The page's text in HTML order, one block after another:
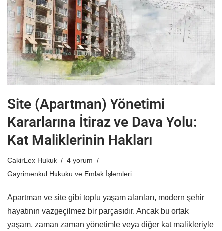
Site (Apartman) Yönetimi
Kararlarına İtiraz ve Dava Yolu:
Kat Maliklerinin Hakları
CakirLex Hukuk
4 yorum
Gayrimenkul Hukuku ve Emlak İşlemleri
Apartman ve site gibi toplu yaşam alanları, modern şehir
hayatının vazgeçilmez bir parçasıdır. Ancak bu ortak
yaşam, zaman zaman yönetimle veya diğer kat malikleriyle